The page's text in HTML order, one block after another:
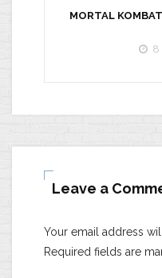
MORTAL
8
Leave a
Your email address
Required fields are